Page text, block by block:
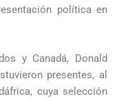
política en
y Canadá, Donald
presentes, al
cuya selección